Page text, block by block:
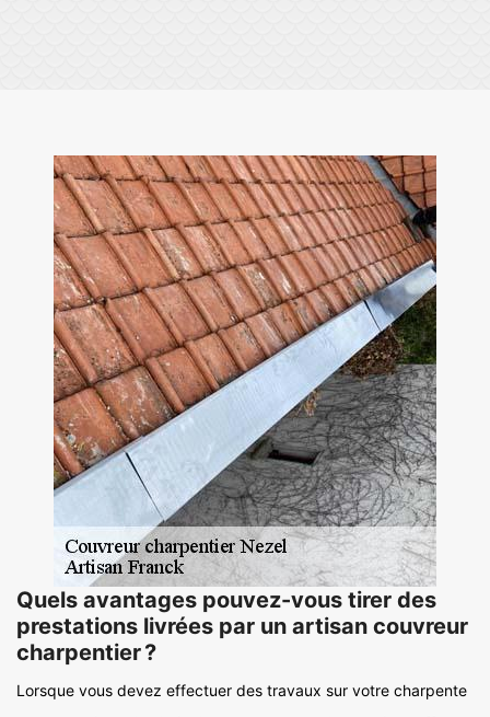
Quels avantages pouvez-vous tirer des
prestations livrées par un artisan couvreur
charpentier ?
Lorsque vous devez effectuer des travaux sur votre charpente